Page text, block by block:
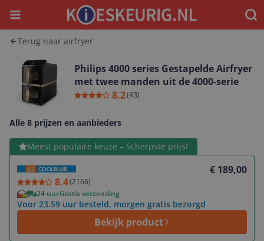
Menu
Terug naar airfryer
Philips 4000 series Gestapelde Airfryer
met twee manden uit de 4000-serie
8.2(43)
Alle 8 prijzen en aanbieders
Meest populaire keuze – Scherpste prijs!
8.4(2166)
€ 189,00
24 uurGratis verzending
Voor 23.59 uur besteld, morgen gratis bezorgd
Bekijk product
Bekijk product